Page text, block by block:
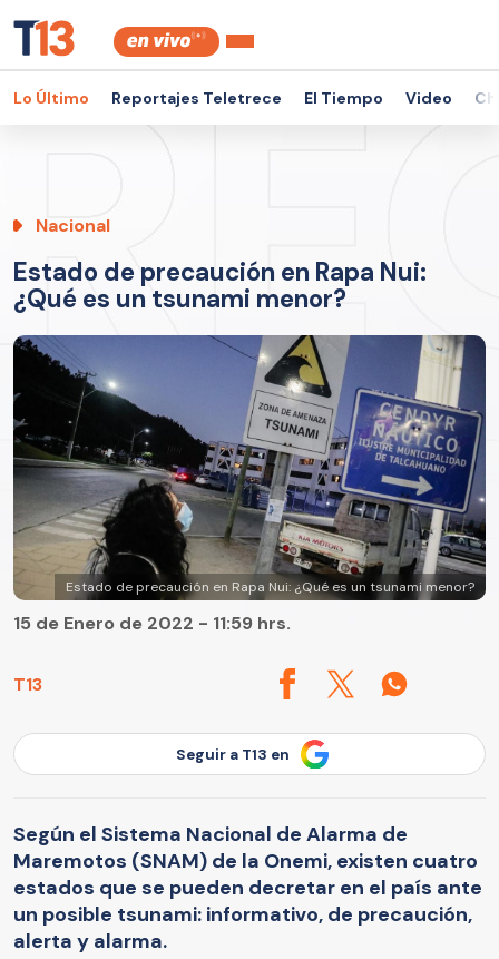
Lo Último Reportajes Teletrece El Tiempo Video
Nacional
Estado de precaución en Rapa Nui:
¿Qué es un tsunami menor?
Estado de precaución en Rapa Nui: ¿Qué es un tsunami menor?
T13
15 de Enero de 2022 - 11:59 hrs.
Seguir a T13 en
Según el Sistema Nacional de Alarma de
Maremotos (SNAM) de la Onemi, existen cuatro
estados que se pueden decretar en el país ante
un posible tsunami: informativo, de precaución,
alerta y alarma.